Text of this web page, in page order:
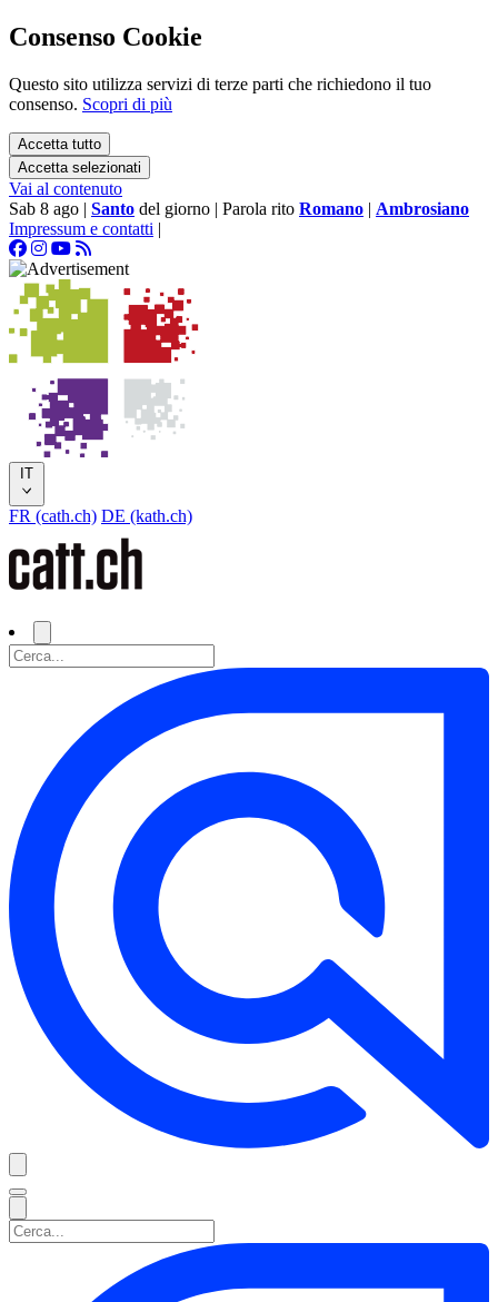
Consenso Cookie
Questo sito utilizza servizi di terze parti che richiedono il tuo
consenso. Scopri di più
Accetta tutto
Accetta selezionati
Vai al contenuto
Sab 8 ago | Santo del giorno | Parola rito Romano | Ambrosiano
Impressum e contatti |
IT
FR (cath.ch) DE (kath.ch)